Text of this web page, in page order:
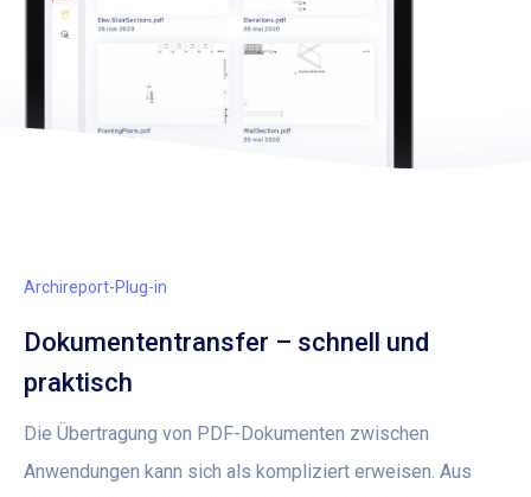
Archireport-Plug-in
Dokumententransfer – schnell und
praktisch
Die Übertragung von PDF-Dokumenten zwischen
Anwendungen kann sich als kompliziert erweisen. Aus